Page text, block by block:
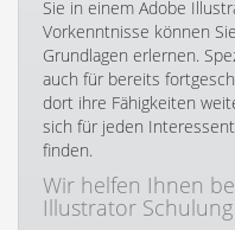
Sie in einem Adobe
Vorkenntnisse können
Grundlagen erlernen.
auch für bereits
dort ihre Fähigkeiten
sich für jeden
finden.
Wir helfen Ihnen
Illustrator